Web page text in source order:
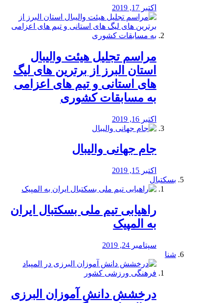
اکتبر 17, 2019
مراسم تجلیل هیئت والیبال
استان البرز از برترین های لیگ
های استانی و تیم های اعزامی
به مسابقات کشوری
اکتبر 16, 2019
جام جهانی والیبال
اکتبر 15, 2019
بسکتبال
راهیابی تیم ملی بسکتبال ایران
به المپیک
سپتامبر 24, 2019
شنا
درخشش دانش آموزان البرزی